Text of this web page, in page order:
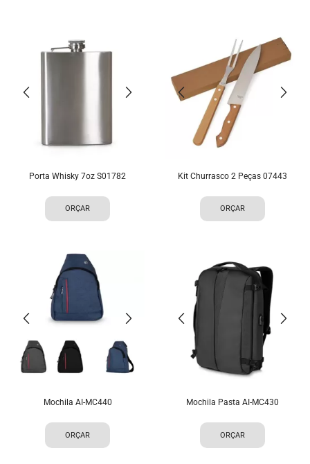
Porta Whisky 7oz S01782
ORÇAR
Kit Churrasco 2 Peças 07443
ORÇAR
Mochila AI-MC440
ORÇAR
Mochila Pasta AI-MC430
ORÇAR